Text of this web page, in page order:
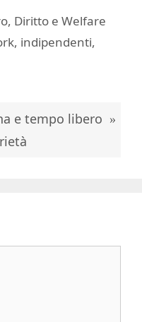
, Diritto e Welfare
, indipendenti,
e tempo libero